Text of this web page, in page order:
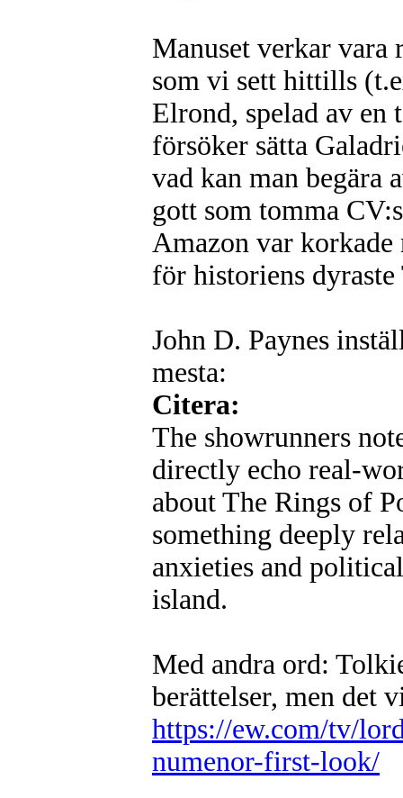
Manuset verkar vara
som vi sett hittills
Elrond, spelad av en
försöker sätta
vad kan man begära
gott som tomma
Amazon var korkade
för historiens
John D. Paynes
mesta:
Citera:
The showrunners
directly echo real-
about The Rings of
something deeply
anxieties and
island.
Med andra ord:
berättelser, men det
https://ew.com/tv/
numenor-first-look/